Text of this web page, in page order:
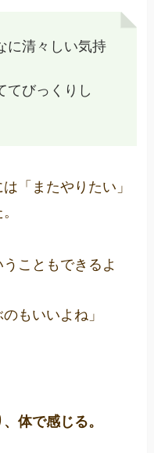
に清々しい気持
てびっくりし
「またやりたい」
こともできるよ
もいいよね」
体で感じる。